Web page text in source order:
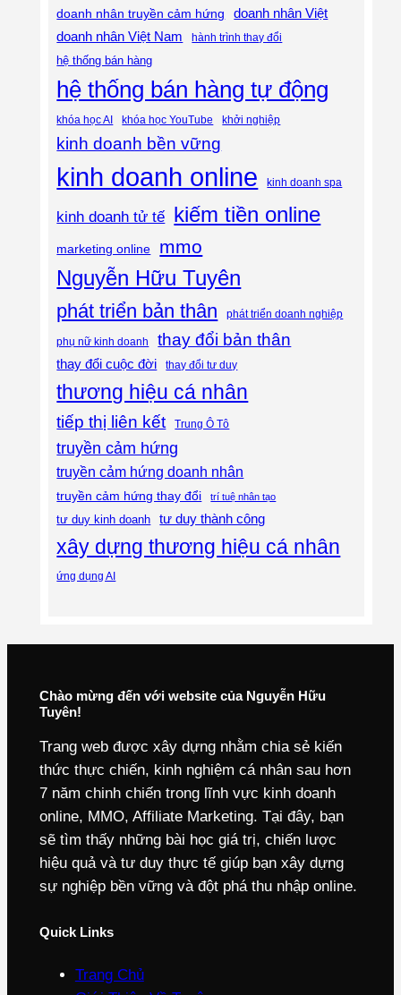
doanh nhân truyền cảm hứng
doanh nhân Việt
doanh nhân Việt Nam
hành trình thay đổi
hệ thống bán hàng
hệ thống bán hàng tự động
khóa học AI khóa học YouTube khởi nghiệp
kinh doanh bền vững
kinh doanh online kinh doanh spa
kinh doanh tử tế kiếm tiền online
marketing online mmo
Nguyễn Hữu Tuyên
phát triển bản thân phát triển doanh nghiệp
phụ nữ kinh doanh thay đổi bản thân
thay đổi cuộc đời thay đổi tư duy
thương hiệu cá nhân
tiếp thị liên kết Trung Ô Tô
truyền cảm hứng
truyền cảm hứng doanh nhân
truyền cảm hứng thay đổi trí tuệ nhân tạo
tư duy kinh doanh tư duy thành công
xây dựng thương hiệu cá nhân
ứng dụng AI
Chào mừng đến với website của Nguyễn Hữu
Tuyên!
Trang web được xây dựng nhằm chia sẻ kiến
thức thực chiến, kinh nghiệm cá nhân sau hơn
7 năm chinh chiến trong lĩnh vực kinh doanh
online, MMO, Affiliate Marketing. Tại đây, bạn
sẽ tìm thấy những bài học giá trị, chiến lược
hiệu quả và tư duy thực tế giúp bạn xây dựng
sự nghiệp bền vững và đột phá thu nhập online.
Quick Links
Trang Chủ